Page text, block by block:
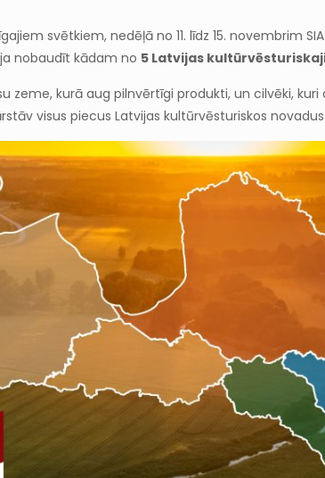
svētkiem, nedēļā no 11. līdz 15. novembrim
nobaudīt kādam no 5 Latvijas
zeme, kurā aug pilnvērtīgi produkti, un cilvēki,
visus piecus Latvijas kultūrvēsturiskos